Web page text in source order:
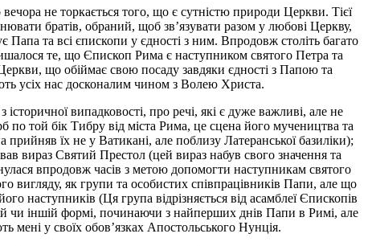
не торкається того, що є сутністю природи Церкви. Тієї
братів, обраний, щоб зв’язувати разом у любові Церкву,
та всі єпископи у єдності з ним. Впродовж століть багато
те, що Єпископ Рима є наступником святого Петра та
що обіймає свою посаду завдяки єдності з Папою та
усіх нас досконалим чином з Волею Христа.
випадковості, про речі, які є дуже важливі, але не
той бік Тибру від міста Рима, це сцена його мучеництва та
їх не у Ватикані, але поблизу Латеранської базиліки);
вираз Святий Престол (цей вираз набув свого значення та
впродовж часів з метою допомогти наступникам святого
вигляду, як групи та особистих співпрацівників Папи, але що
наступників (Ця група відрізняється від асамблеї Єпископів
чи іншій формі, починаючи з найперших днів Папи в Римі, але
мені у своїх обов’язках Апостольського Нунція.